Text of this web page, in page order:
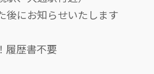
にお知らせいたします
履歴書不要